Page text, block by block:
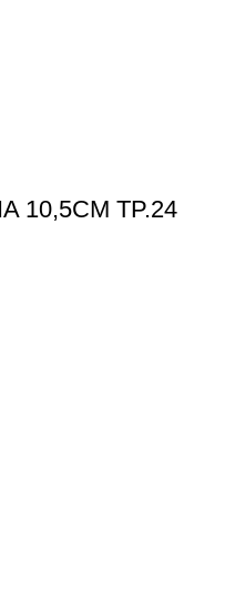
10,5CM TP.24